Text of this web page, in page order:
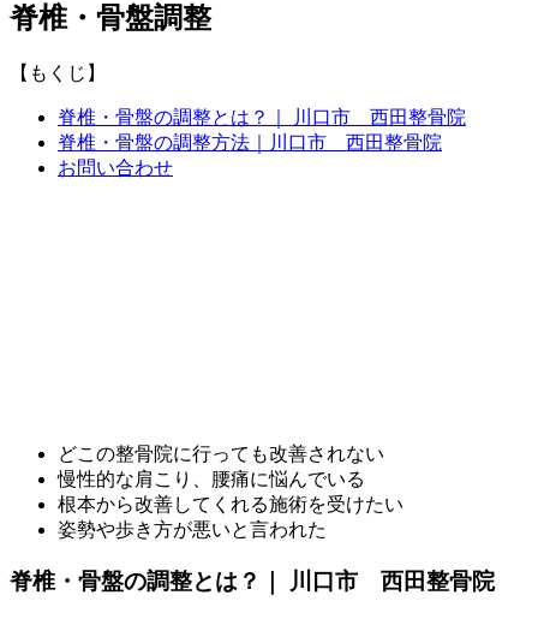
脊椎・骨盤調整
【もくじ】
脊椎・骨盤の調整とは？｜ 川口市 西田整骨院
脊椎・骨盤の調整方法｜川口市 西田整骨院
お問い合わせ
どこの整骨院に行っても改善されない
慢性的な肩こり、腰痛に悩んでいる
根本から改善してくれる施術を受けたい
姿勢や歩き方が悪いと言われた
脊椎・骨盤の調整とは？｜ 川口市 西田整骨院